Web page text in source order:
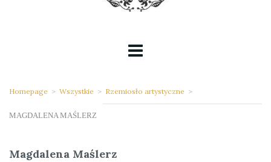
Homepage > Wszystkie > Rzemiosło artystyczne >
MAGDALENA MAŚLERZ
Magdalena Maślerz